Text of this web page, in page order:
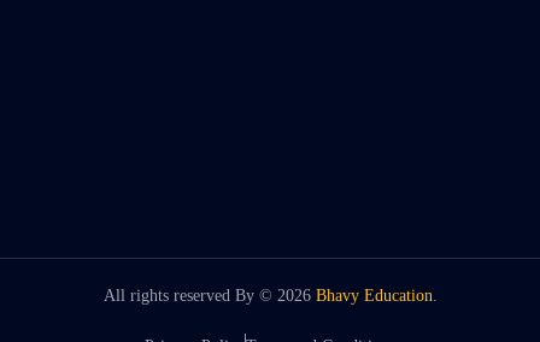
All rights reserved By © 2026 Bhavy Education.